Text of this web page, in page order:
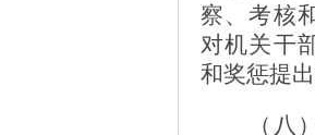
察、考核
对机关干
和奖惩提出
（八）